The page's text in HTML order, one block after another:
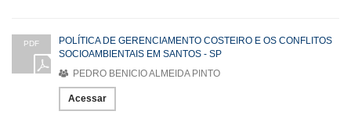
PDF
POLÍTICA DE GERENCIAMENTO COSTEIRO E OS CONFLITOS
SOCIOAMBIENTAIS EM SANTOS - SP
PEDRO BENICIO ALMEIDA PINTO
Acessar